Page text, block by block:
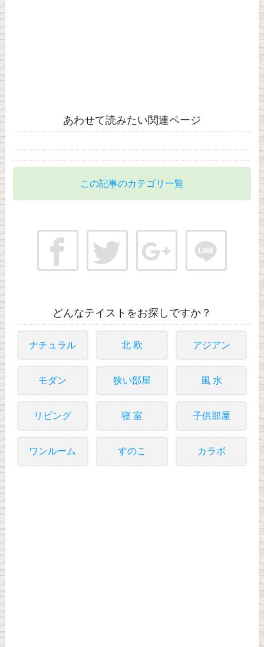
あわせて読みたい関連ページ
この記事のカテゴリ一覧
どんなテイストをお探しですか？
ナチュラル 北 欧 アジアン
モダン 狭い部屋 風 水
リビング 寝 室 子供部屋
ワンルーム すのこ カラボ